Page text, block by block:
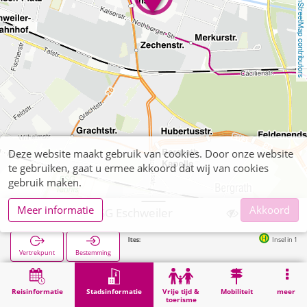
OpenStreetMap contributors
Reisinformatie Stadsinformatie
Vrije tijd &
toerisme
Mobiliteit meer
Eschweiler, ESG Eschweiler
Vertrekpunt Bestemming
Volgende haltes: Insel in 110m
Stadsinformatie Opleiding Eschweiler, ESG Eschweiler
Deze website maakt gebruik van cookies. Door onze website
te gebruiken, gaat u ermee akkoord dat wij van cookies
gebruik maken.
Meer informatie
Akkoord